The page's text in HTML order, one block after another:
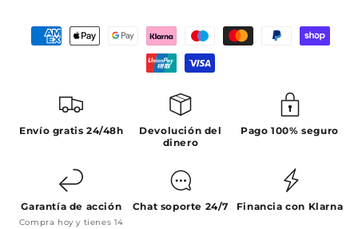
Envío gratis 24/48h
Devolución del
dinero
Pago 100% seguro
Garantía de acción
Compra hoy y tienes 14
Chat soporte 24/7 Financia con Klarna